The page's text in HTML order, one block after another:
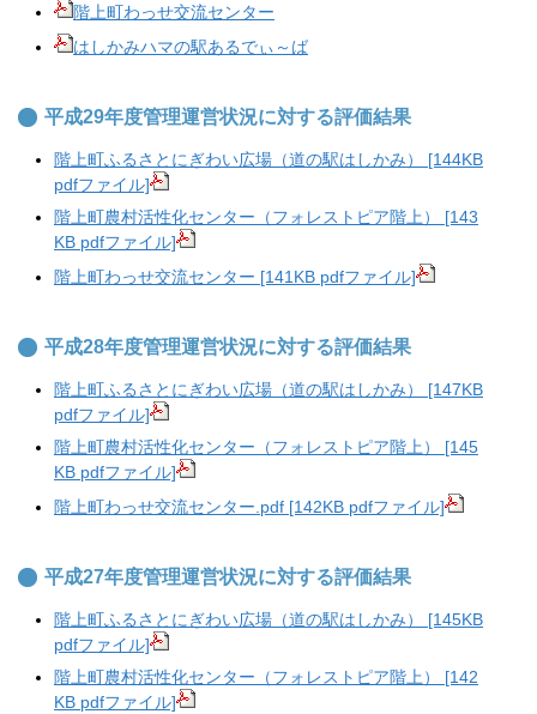
階上町わっせ交流センター
はしかみハマの駅あるでぃ～ば
平成29年度管理運営状況に対する評価結果
階上町ふるさとにぎわい広場（道の駅はしかみ） [144KB
pdfファイル]
階上町農村活性化センター（フォレストピア階上） [143
KB pdfファイル]
階上町わっせ交流センター [141KB pdfファイル]
平成28年度管理運営状況に対する評価結果
階上町ふるさとにぎわい広場（道の駅はしかみ） [147KB
pdfファイル]
階上町農村活性化センター（フォレストピア階上） [145
KB pdfファイル]
階上町わっせ交流センター.pdf [142KB pdfファイル]
平成27年度管理運営状況に対する評価結果
階上町ふるさとにぎわい広場（道の駅はしかみ） [145KB
pdfファイル]
階上町農村活性化センター（フォレストピア階上） [142
KB pdfファイル]